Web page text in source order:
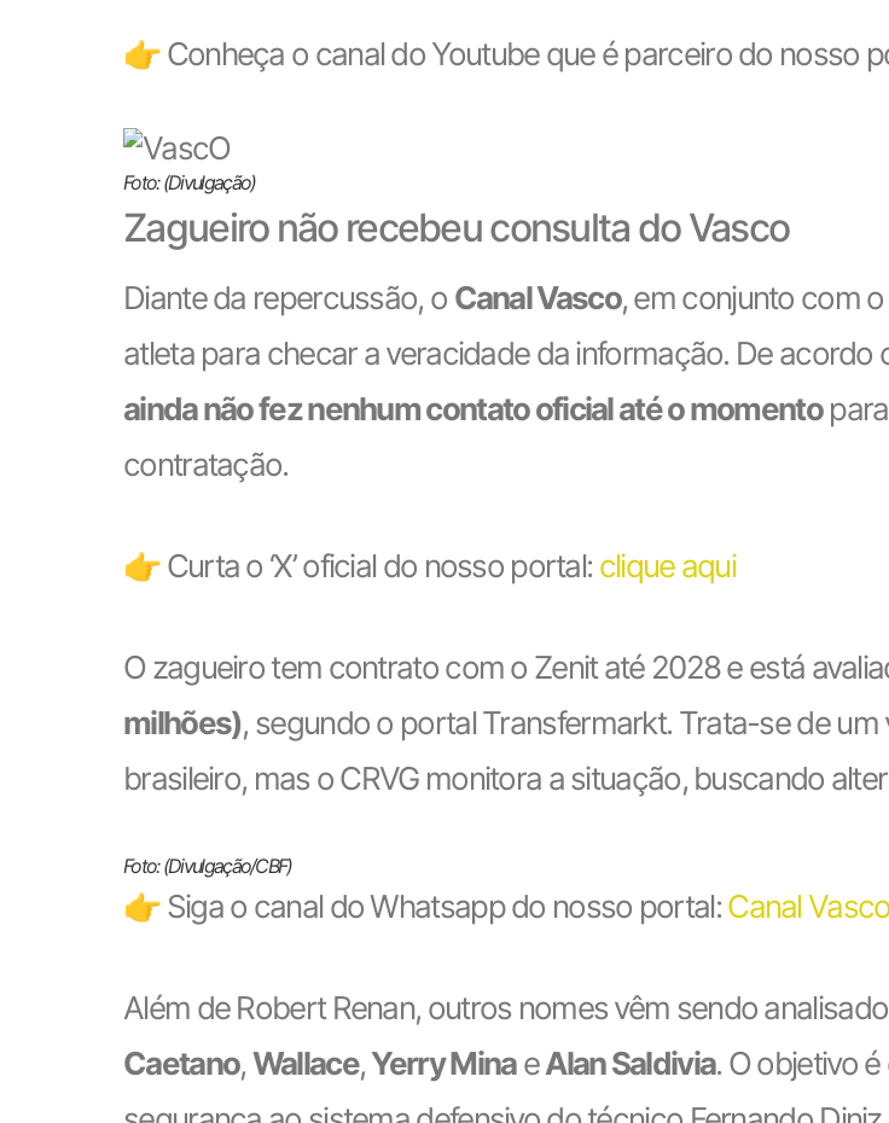
👉 Conheça o canal do Youtube que é parceiro do nosso
Foto: (Divulgação)
Zagueiro não recebeu consulta do Vasco
Diante da repercussão, o Canal Vasco, em conjunto com o
atleta para checar a veracidade da informação. De
ainda não fez nenhum contato oficial até o momento
contratação.
👉 Curta o ‘X’ oficial do nosso portal: clique aqui
O zagueiro tem contrato com o Zenit até 2028 e está
milhões), segundo o portal Transfermarkt. Trata-se de
brasileiro, mas o CRVG monitora a situação, buscando
Foto: (Divulgação/CBF)
👉 Siga o canal do Whatsapp do nosso portal:Canal Vasco
Além de Robert Renan, outros nomes vêm sendo
Caetano,Wallace,Yerry MinaeAlan Saldivia. O objetivo